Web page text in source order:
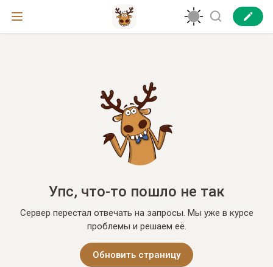
Упс, что-то пошло не так
Сервер перестал отвечать на запросы. Мы уже в курсе
проблемы и решаем её.
Обновить страницу